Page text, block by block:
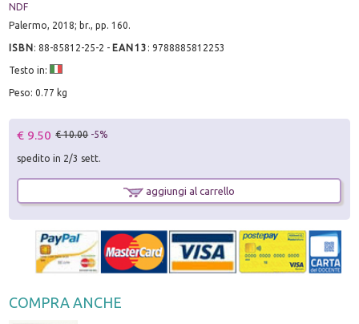
NDF
Palermo, 2018; br., pp. 160.
ISBN:88-85812-25-2 - EAN13 :9788885812253
Testo in:
Peso: 0.77 kg
€ 9.50 € 10.00 -5%
spedito in 2/3 sett.
aggiungi al carrello
COMPRA ANCHE